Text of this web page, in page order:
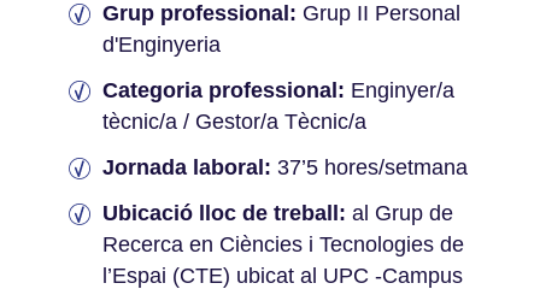
Grup professional: Grup II Personal
d'Enginyeria
Categoria professional: Enginyer/a
tècnic/a / Gestor/a Tècnic/a
Jornada laboral: 37’5 hores/setmana
Ubicació lloc de treball: al Grup de
Recerca en Ciències i Tecnologies de
l’Espai (CTE) ubicat al UPC -Campus